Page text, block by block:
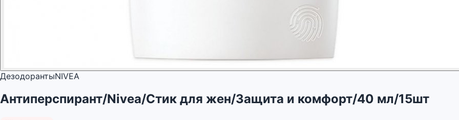
ДезодорантыNIVEA
Антиперспирант/Nivea/Стик для жен/Защита и комфорт/40 мл/15шт